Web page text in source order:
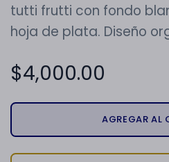
tutti frutti con fondo
hoja de plata. Diseño
$4,000.00
AGREGAR AL